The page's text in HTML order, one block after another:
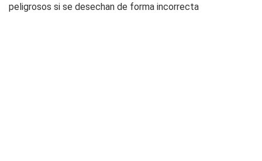
peligrosos si se desechan de forma incorrecta